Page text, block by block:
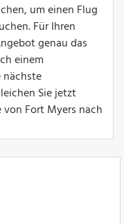
um einen Flug
Für Ihren
genau das
einem
Sie jetzt
Fort Myers nach